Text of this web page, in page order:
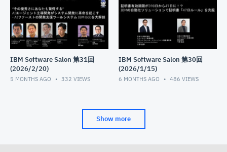
IBM Software Salon 第31回
(2026/2/20)
5 MONTHS AGO 332 VIEWS
IBM Software Salon 第30回
(2026/1/15)
6 MONTHS AGO 486 VIEWS
Show more